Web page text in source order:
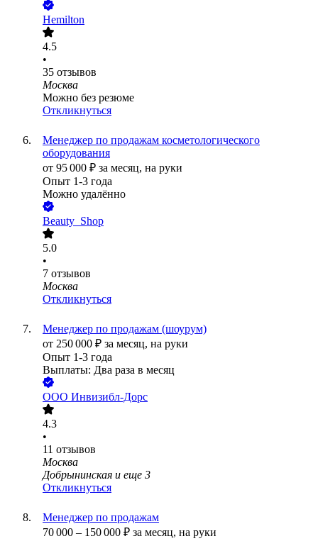
Hemilton
4.5
•
35 отзывов
Москва
Можно без резюме
Откликнуться
Менеджер по продажам косметологического
оборудования
от 95 000 ₽ за месяц, на руки
Опыт 1-3 года
Можно удалённо
Beauty_Shop
5.0
•
7 отзывов
Москва
Откликнуться
Менеджер по продажам (шоурум)
от 250 000 ₽ за месяц, на руки
Опыт 1-3 года
Выплаты: Два раза в месяц
ООО Инвизибл-Дорс
4.3
•
11 отзывов
Москва
Добрынинская и еще 3
Откликнуться
Менеджер по продажам
70 000 – 150 000 ₽ за месяц, на руки